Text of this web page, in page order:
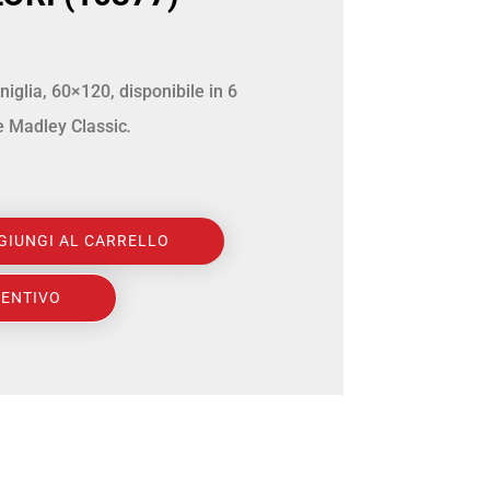
60×120, disponibile in 6
Madley Classic.
AL CARRELLO